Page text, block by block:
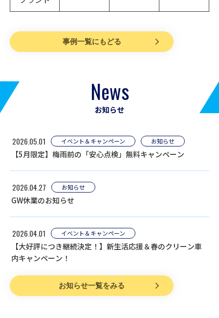
事例一覧にもどる
News
お知らせ
2026.05.01 イベント＆キャンペーン お知らせ
【5月限定】梅雨前の「安心点検」無料キャンペーン
2026.04.27 お知らせ
GW休業のお知らせ
2026.04.01 イベント＆キャンペーン
【大好評につき継続決定！】新生活応援＆春のクリーン車
内キャンペーン！
お知らせ一覧をみる